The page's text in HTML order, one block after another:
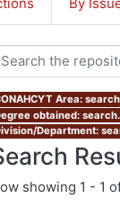
Area:
obtained:
Department:
showing 1 - 1